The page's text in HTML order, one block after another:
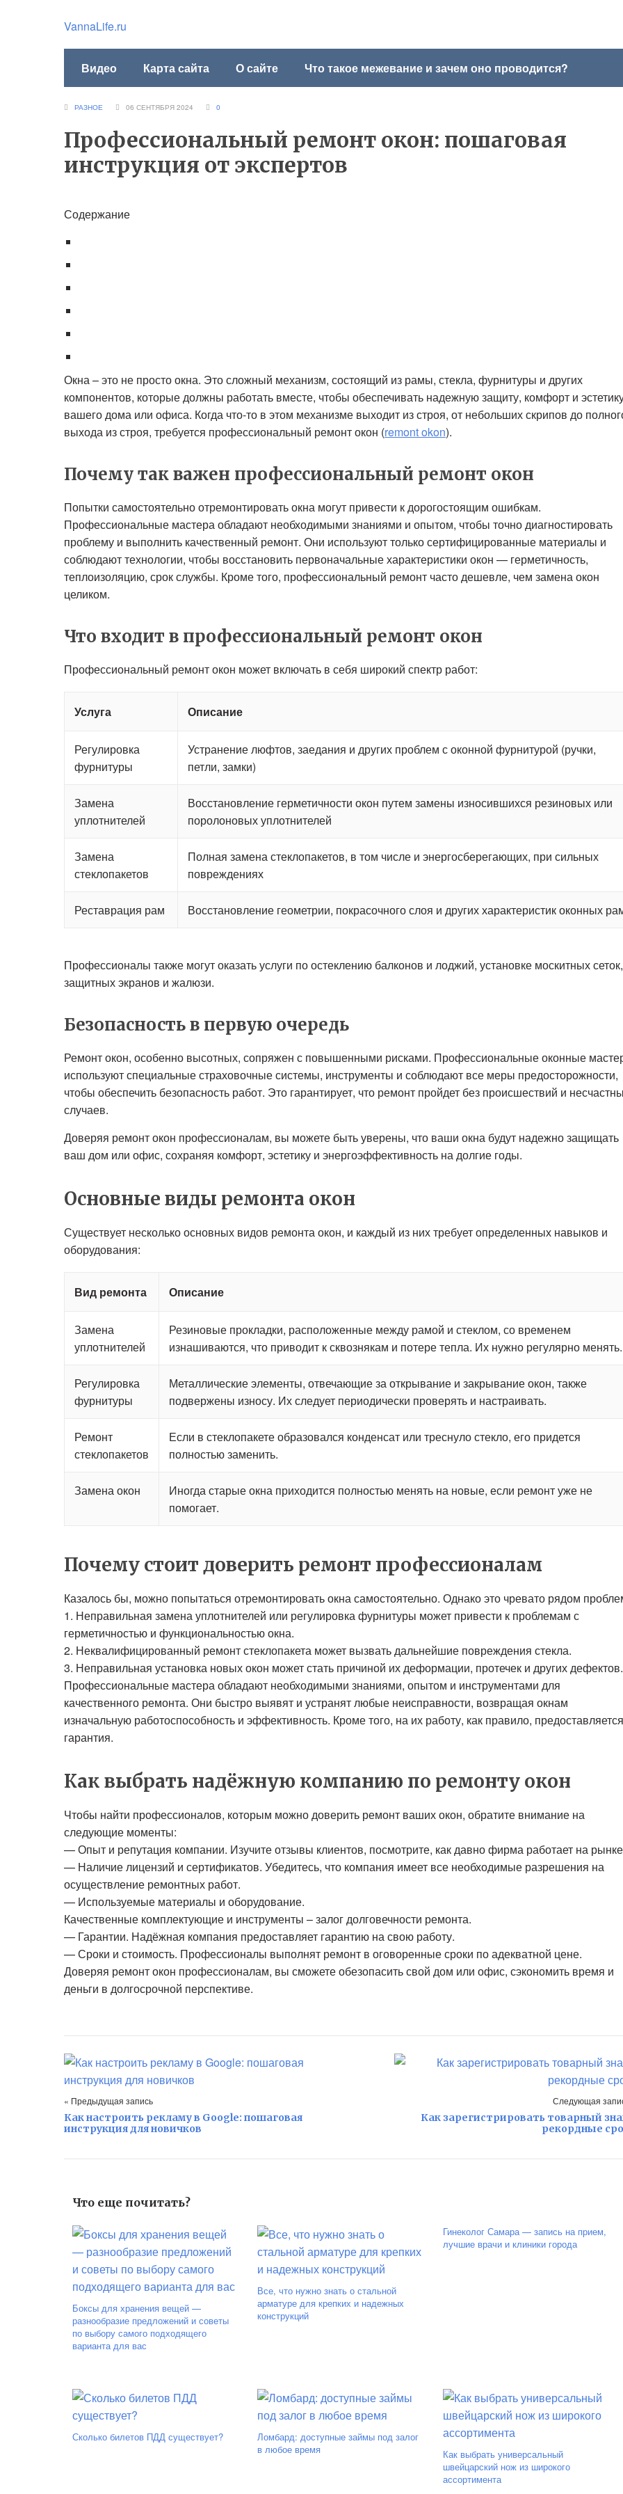
VannaLife.ru
Видео Карта сайта О сайте Что такое межевание и зачем оно проводится?
РАЗНОЕ 06 СЕНТЯБРЯ 2024 0
Профессиональный ремонт окон: пошаговая
инструкция от экспертов
Содержание
Окна – это не просто окна. Это сложный механизм, состоящий из рамы, стекла, фурнитуры и других
компонентов, которые должны работать вместе, чтобы обеспечивать надежную защиту, комфорт и
вашего дома или офиса. Когда что-то в этом механизме выходит из строя, от небольших скрипов до
выхода из строя, требуется профессиональный ремонт окон (remont okon).
Почему так важен профессиональный ремонт окон
Попытки самостоятельно отремонтировать окна могут привести к дорогостоящим ошибкам.
Профессиональные мастера обладают необходимыми знаниями и опытом, чтобы точно диагностировать
проблему и выполнить качественный ремонт. Они используют только сертифицированные материалы и
соблюдают технологии, чтобы восстановить первоначальные характеристики окон — герметичность,
теплоизоляцию, срок службы. Кроме того, профессиональный ремонт часто дешевле, чем замена окон
целиком.
Что входит в профессиональный ремонт окон
Профессиональный ремонт окон может включать в себя широкий спектр работ:
Услуга Описание
Регулировка
фурнитуры
Устранение люфтов, заедания и других проблем с оконной фурнитурой (ручки,
петли, замки)
Замена
уплотнителей
Восстановление герметичности окон путем замены износившихся резиновых или
поролоновых уплотнителей
Замена
стеклопакетов
Полная замена стеклопакетов, в том числе и энергосберегающих, при сильных
повреждениях
Реставрация рам Восстановление геометрии, покрасочного слоя и других характеристик оконных
Профессионалы также могут оказать услуги по остеклению балконов и лоджий, установке москитных сеток,
защитных экранов и жалюзи.
Безопасность в первую очередь
Ремонт окон, особенно высотных, сопряжен с повышенными рисками. Профессиональные оконные
используют специальные страховочные системы, инструменты и соблюдают все меры предосторожности,
чтобы обеспечить безопасность работ. Это гарантирует, что ремонт пройдет без происшествий и
случаев.
Доверяя ремонт окон профессионалам, вы можете быть уверены, что ваши окна будут надежно защищать
ваш дом или офис, сохраняя комфорт, эстетику и энергоэффективность на долгие годы.
Основные виды ремонта окон
Существует несколько основных видов ремонта окон, и каждый из них требует определенных навыков и
оборудования:
Вид ремонта Описание
Замена
уплотнителей
Резиновые прокладки, расположенные между рамой и стеклом, со временем
изнашиваются, что приводит к сквознякам и потере тепла. Их нужно регулярно менять.
Регулировка
фурнитуры
Металлические элементы, отвечающие за открывание и закрывание окон, также
подвержены износу. Их следует периодически проверять и настраивать.
Ремонт
стеклопакетов
Если в стеклопакете образовался конденсат или треснуло стекло, его придется
полностью заменить.
Замена окон
Иногда старые окна приходится полностью менять на новые, если ремонт уже не
помогает.
Почему стоит доверить ремонт профессионалам
Казалось бы, можно попытаться отремонтировать окна самостоятельно. Однако это чревато рядом
1. Неправильная замена уплотнителей или регулировка фурнитуры может привести к проблемам с
герметичностью и функциональностью окна.
2. Неквалифицированный ремонт стеклопакета может вызвать дальнейшие повреждения стекла.
3. Неправильная установка новых окон может стать причиной их деформации, протечек и других дефектов.
Профессиональные мастера обладают необходимыми знаниями, опытом и инструментами для
качественного ремонта. Они быстро выявят и устранят любые неисправности, возвращая окнам
изначальную работоспособность и эффективность. Кроме того, на их работу, как правило, предоставляется
гарантия.
Как выбрать надёжную компанию по ремонту окон
Чтобы найти профессионалов, которым можно доверить ремонт ваших окон, обратите внимание на
следующие моменты:
— Опыт и репутация компании. Изучите отзывы клиентов, посмотрите, как давно фирма работает на
— Наличие лицензий и сертификатов. Убедитесь, что компания имеет все необходимые разрешения на
осуществление ремонтных работ.
— Используемые материалы и оборудование.
Качественные комплектующие и инструменты – залог долговечности ремонта.
— Гарантии. Надёжная компания предоставляет гарантию на свою работу.
— Сроки и стоимость. Профессионалы выполнят ремонт в оговоренные сроки по адекватной цене.
Доверяя ремонт окон профессионалам, вы сможете обезопасить свой дом или офис, сэкономить время и
деньги в долгосрочной перспективе.
« Предыдущая запись
Как настроить рекламу в Google: пошаговая
инструкция для новичков
Следующая
Как зарегистрировать товарный
рекордные
Что еще почитать?
Боксы для хранения вещей —
разнообразие предложений и советы
по выбору самого подходящего
варианта для вас
Все, что нужно знать о стальной
арматуре для крепких и надежных
конструкций
Гинеколог Самара — запись на прием,
лучшие врачи и клиники города
Сколько билетов ПДД существует?
Ломбард: доступные займы под залог
в любое время
Как выбрать универсальный
швейцарский нож из широкого
ассортимента